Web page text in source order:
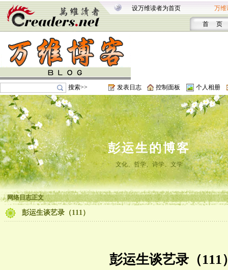
设万维读者为首页 万维
首 页
搜索>> 发表日志 控制面板 个人相册
彭运生的博客
文化、哲学、诗学、文学
网络日志正文
彭运生谈艺录（111）
彭运生谈艺录（111